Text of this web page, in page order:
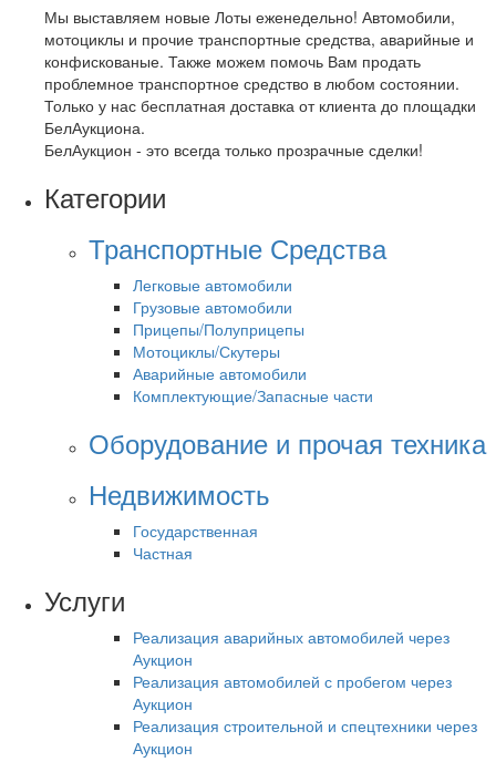
Мы выставляем новые Лоты еженедельно! Автомобили,
мотоциклы и прочие транспортные средства, аварийные и
конфискованые. Также можем помочь Вам продать
проблемное транспортное средство в любом состоянии.
Только у нас бесплатная доставка от клиента до площадки
БелАукциона.
БелАукцион - это всегда только прозрачные сделки!
Категории
Транспортные Средства
Легковые автомобили
Грузовые автомобили
Прицепы/Полуприцепы
Мотоциклы/Скутеры
Аварийные автомобили
Комплектующие/Запасные части
Оборудование и прочая техника
Недвижимость
Государственная
Частная
Услуги
Реализация аварийных автомобилей через
Аукцион
Реализация автомобилей с пробегом через
Аукцион
Реализация строительной и спецтехники через
Аукцион